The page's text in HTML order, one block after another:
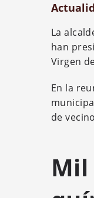
La
han
Virgen
En la
de